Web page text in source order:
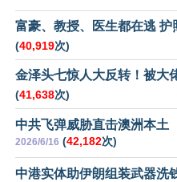
富豪、教授、医生都在逃 护
(40,919次)
金泽头七惊人大反转！被大
(41,638次)
中共飞弹威胁直击澳洲本
2026/6/16 (42,182次)
中港实体助伊朗组装武器洗